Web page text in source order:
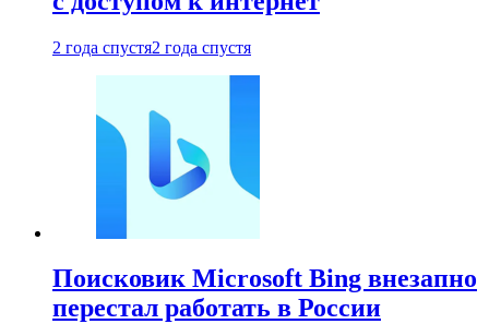
2 года спустя2 года спустя
Поисковик Microsoft Bing внезапно
перестал работать в России